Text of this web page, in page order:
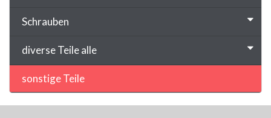
Schrauben
diverse Teile alle
sonstige Teile